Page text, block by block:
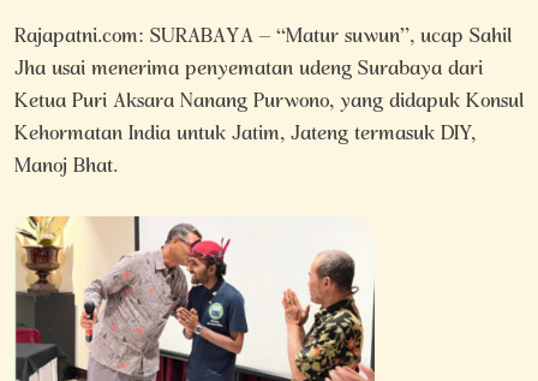
Rajapatni.com: SURABAYA – “Matur suwun”, ucap Sahil
Jha usai menerima penyematan udeng Surabaya dari
Ketua Puri Aksara Nanang Purwono, yang didapuk Konsul
Kehormatan India untuk Jatim, Jateng termasuk DIY,
Manoj Bhat.